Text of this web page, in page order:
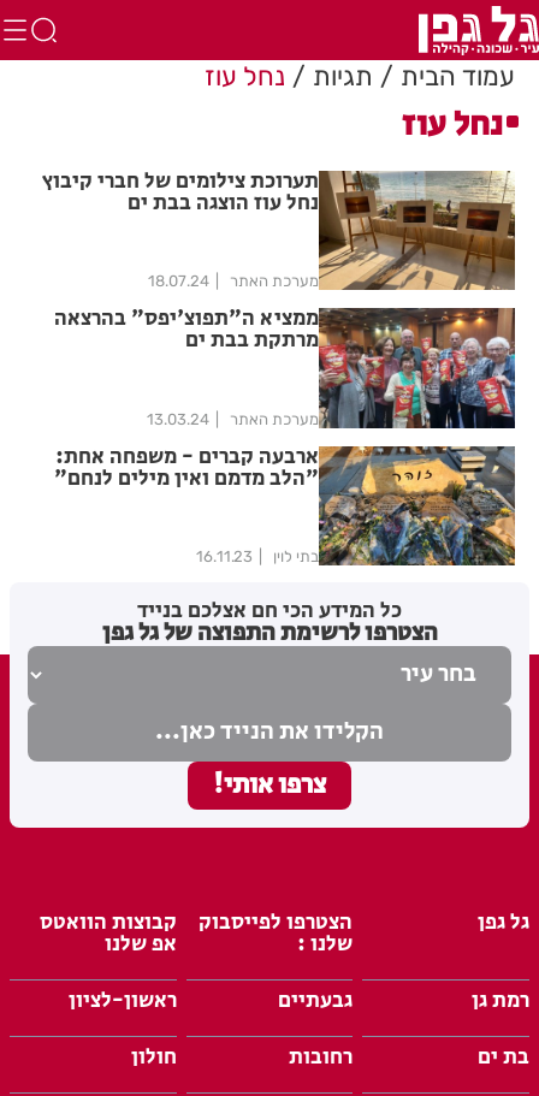
עמוד הבית תגיות נחל עוז
נחל עוז
תערוכת צילומים של חברי קיבוץ
נחל עוז הוצגה בבת ים
מערכת האתר 18.07.24
ממציא ה"תפוצ'יפס" בהרצאה
מרתקת בבת ים
מערכת האתר 13.03.24
ארבעה קברים - משפחה אחת:
"הלב מדמם ואין מילים לנחם"
בתי לוין 16.11.23
כל המידע הכי חם אצלכם בנייד
הצטרפו לרשימת התפוצה של גל גפן
גל גפן הצטרפו לפייסבוק
שלנו :
קבוצות הוואטס
אפ שלנו
רמת גן
גבעתיים
ראשון-לציון
בת ים
רחובות
חולון